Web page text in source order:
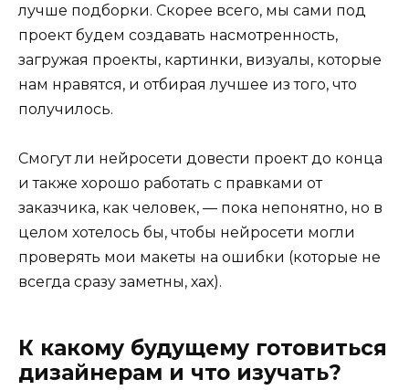
лучше подборки. Скорее всего, мы сами под
проект будем создавать насмотренность,
загружая проекты, картинки, визуалы, которые
нам нравятся, и отбирая лучшее из того, что
получилось.
Смогут ли нейросети довести проект до конца
и также хорошо работать с правками от
заказчика, как человек, — пока непонятно, но в
целом хотелось бы, чтобы нейросети могли
проверять мои макеты на ошибки (которые не
всегда сразу заметны, хах).
К какому будущему готовиться
дизайнерам и что изучать?